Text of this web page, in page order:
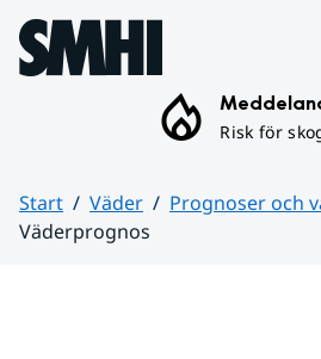
Hoppa till sidans innehåll
Risk för
Start Väder
Prognoser och
Väderprognos